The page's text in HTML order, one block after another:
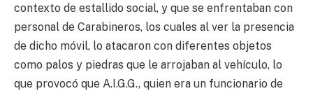
contexto de estallido social, y que se enfrentaban con
personal de Carabineros, los cuales al ver la presencia
de dicho móvil, lo atacaron con diferentes objetos
como palos y piedras que le arrojaban al vehículo, lo
que provocó que A.I.G.G., quien era un funcionario de